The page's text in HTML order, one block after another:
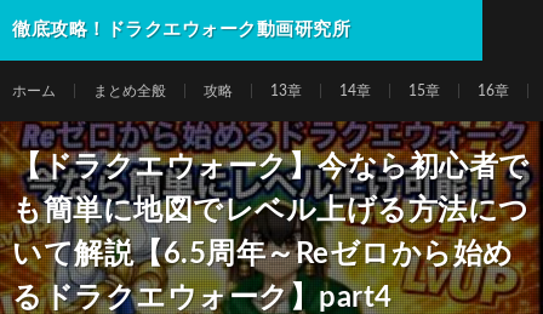
徹底攻略！ドラクエウォーク動画研究所
ホーム まとめ全般 攻略 13章 14章 15章 16章
【ドラクエウォーク】今なら初心者で
も簡単に地図でレベル上げる方法につ
いて解説【6.5周年～Reゼロから始め
るドラクエウォーク】part4